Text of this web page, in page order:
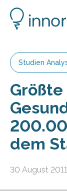
Studien
dem
30 August 2011